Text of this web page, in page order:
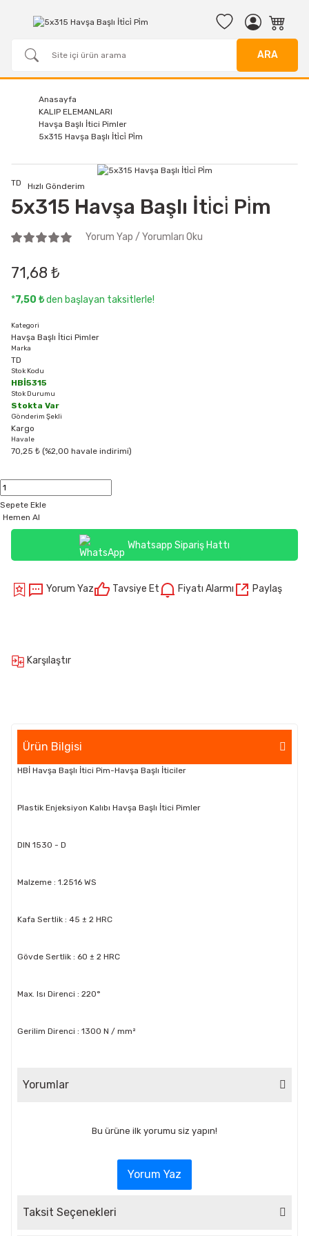
ARA
Anasayfa
KALIP ELEMANLARI
Havşa Başlı İtici Pimler
5x315 Havşa Başlı İti̇ci̇ Pi̇m
Hızlı Gönderim
TD
5x315 Havşa Başlı İti̇ci̇ Pi̇m
Yorum Yap / Yorumları Oku
71,68 ₺
*7,50 ₺den başlayan taksitlerle!
Kategori
Havşa Başlı İtici Pimler
Marka
TD
Stok Kodu
HBİ5315
Stok Durumu
Stokta Var
Gönderim Şekli
Kargo
Havale
70,25 ₺ (%2,00 havale indirimi)
Sepete Ekle
Hemen Al
Whatsapp Sipariş Hattı
Yorum Yaz Tavsiye Et Fiyatı Alarmı Paylaş
Karşılaştır
Ürün Bilgisi
HBİ Havşa Başlı İtici Pim-Havşa Başlı İticiler
Plastik Enjeksiyon Kalıbı Havşa Başlı İtici Pimler
DIN 1530 - D
Malzeme : 1.2516 WS
Kafa Sertlik : 45 ± 2 HRC
Gövde Sertlik : 60 ± 2 HRC
Max. Isı Direnci : 220°
Gerilim Direnci : 1300 N / mm²
Yorumlar
Bu ürüne ilk yorumu siz yapın!
Yorum Yaz
Taksit Seçenekleri